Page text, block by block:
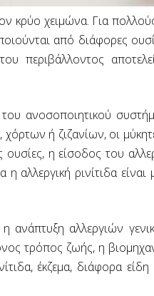
χειμώνα. Για
από
περιβάλλοντος
του ανοσοποιητικού
ή ζιζανίων, οι
η είσοδος του
αλλεργική ρινίτιδα
ανάπτυξη αλλεργιών
τρόπος ζωής, η
έκζεμα, διάφορα